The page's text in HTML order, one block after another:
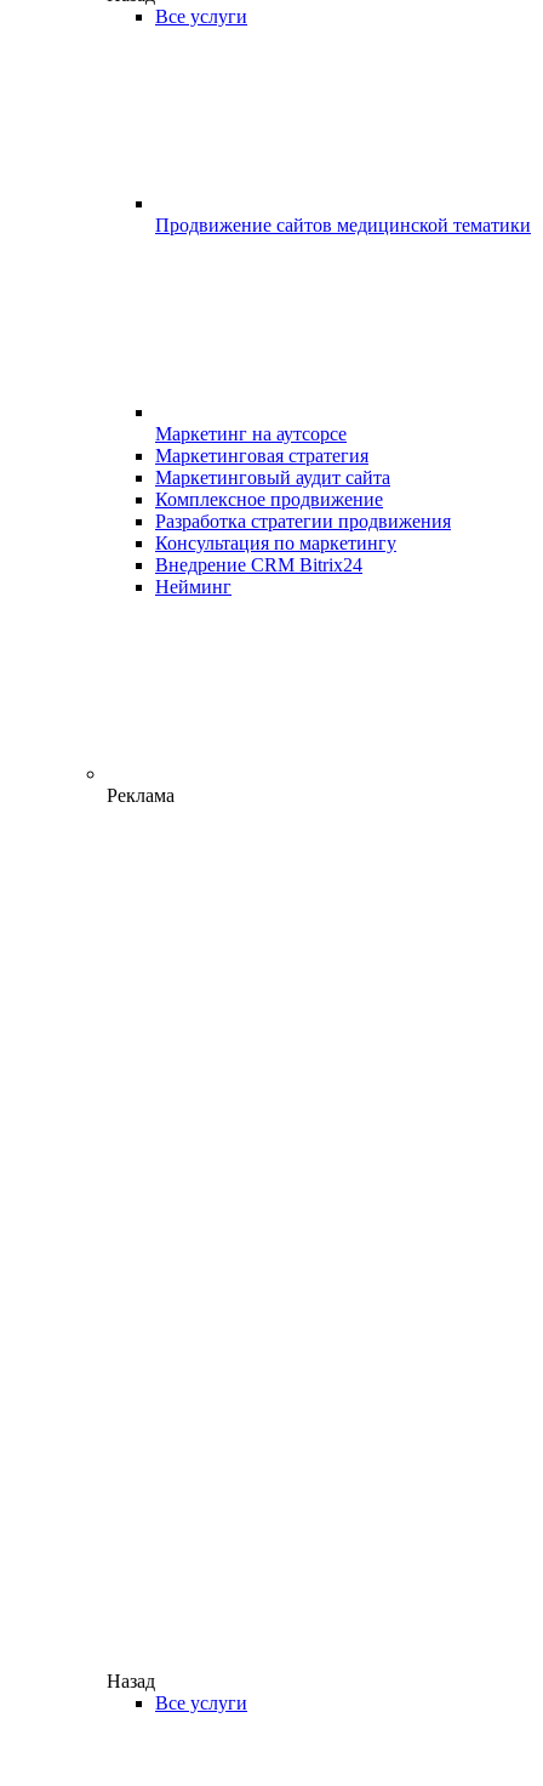
Все услуги
Продвижение сайтов медицинской тематики
Маркетинг на аутсорсе
Маркетинговая стратегия
Маркетинговый аудит сайта
Комплексное продвижение
Разработка стратегии продвижения
Консультация по маркетингу
Внедрение CRM Bitrix24
Нейминг
Реклама
Назад
Все услуги